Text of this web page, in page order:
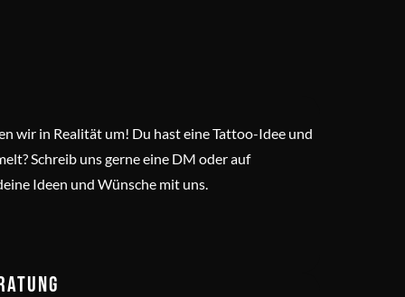
wir in Realität um! Du hast eine Tattoo-Idee und
Schreib uns gerne eine DM oder auf
Ideen und Wünsche mit uns.